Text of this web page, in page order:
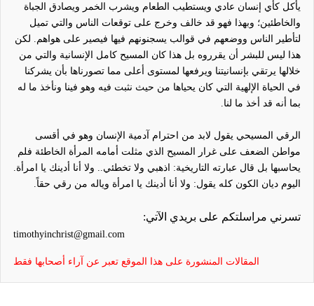
يأكل كأي إنسان عادي ويستطيب الطعام ويشرب الخمر ويصادق الجباة
والخاطئين؛ وبهذا فهو قد خالف وخرج على توقعات الناس والتي تميل
لتأطير الناس ووضعهم في قوالب يسجنونهم فيها فيصير على هواهم. لكن
هذا ليس للبشر أن يقرروه بل هذا كان المسيح كامل الإنسانية والتي من
خلالها يرتقي بإنسانيتنا ويرفعها لمستوى أعلى مما تصورناها بأن يشركنا
في الحياة الإلهية التي كان يحياها من حيث نثبت فيه وهو فينا ونأخذ ما له
بما أنه قد أخذ ما لنا.
الرقي المسيحي يقول لابد من احترام آدمية الإنسان وهو في أقسى
مواطن الضعف على غرار المسيح الذي مثلت أمامه المرأة الخاطئة فلم
يحاسبها بل قال عبارته التاريخية: اذهبي ولا تخطئي.. ولا أنا أدينك يا امرأة.
اليوم ديان الكون كله يقول: ولا أنا أدينك يا امرأة وياله من رقي حقاً.
تسرني مراسلتكم على بريدي الآتي:
timothyinchrist@gmail.com
المقالات المنشورة على هذا الموقع تعبر عن آراء أصحابها فقط